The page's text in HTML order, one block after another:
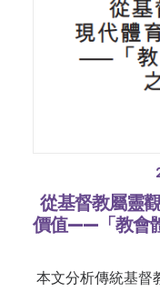
從基督教屬靈
價值——「教會
本文分析傳統基督